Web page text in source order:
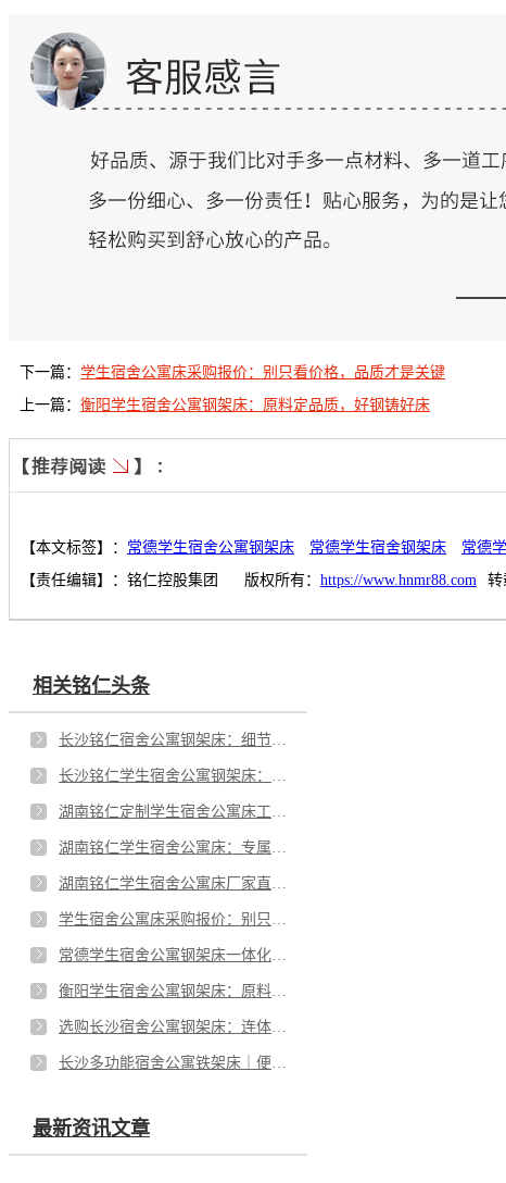
下一篇： 学生宿舍公寓床采购报价：别只看价格，品质才是关键
上一篇： 衡阳学生宿舍公寓钢架床：原料定品质，好钢铸好床
【本文标签】： 常德学生宿舍公寓钢架床 常德学生宿舍钢架床
常德
【责任编辑】： 铭仁控股集团 版权所有： https://www.hnmr88.com 转
相关铭仁头条
最新资讯文章